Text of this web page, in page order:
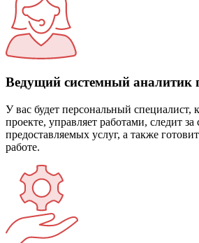
Ведущий системный аналитик
У вас будет персональный специалист,
проекте, управляет работами, следит
предоставляемых услуг, а также
работе.